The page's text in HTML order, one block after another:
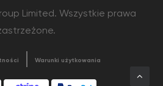
Limited. Wszystkie prawa
Warunki użytkowania